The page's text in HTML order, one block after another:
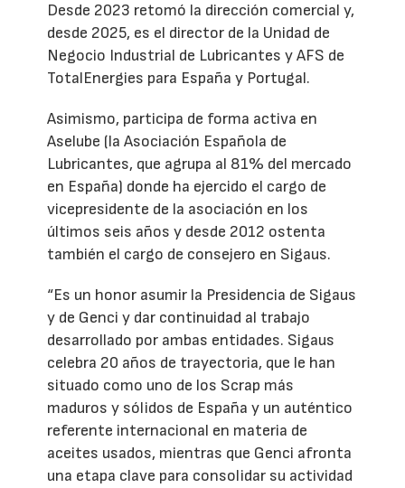
Desde 2023 retomó la dirección comercial y,
desde 2025, es el director de la Unidad de
Negocio Industrial de Lubricantes y AFS de
TotalEnergies para España y Portugal.
Asimismo, participa de forma activa en
Aselube (la Asociación Española de
Lubricantes, que agrupa al 81% del mercado
en España) donde ha ejercido el cargo de
vicepresidente de la asociación en los
últimos seis años y desde 2012 ostenta
también el cargo de consejero en Sigaus.
“Es un honor asumir la Presidencia de Sigaus
y de Genci y dar continuidad al trabajo
desarrollado por ambas entidades. Sigaus
celebra 20 años de trayectoria, que le han
situado como uno de los Scrap más
maduros y sólidos de España y un auténtico
referente internacional en materia de
aceites usados, mientras que Genci afronta
una etapa clave para consolidar su actividad